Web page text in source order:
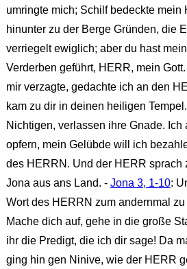
umringte mich; Schilf bedeckte mein
hinunter zu der Berge Gründen, die
verriegelt ewiglich; aber du hast
Verderben geführt, HERR, mein
mir verzagte, gedachte ich an den
kam zu dir in deinen heiligen
Nichtigen, verlassen ihre Gnade.
opfern, mein Gelübde will ich
des HERRN. Und der HERR sprach
Jona aus ans Land. - Jona 3, 1-10:
Wort des HERRN zum andernmal
Mache dich auf, gehe in die große
ihr die Predigt, die ich dir sage! Da
ging hin gen Ninive, wie der HERR